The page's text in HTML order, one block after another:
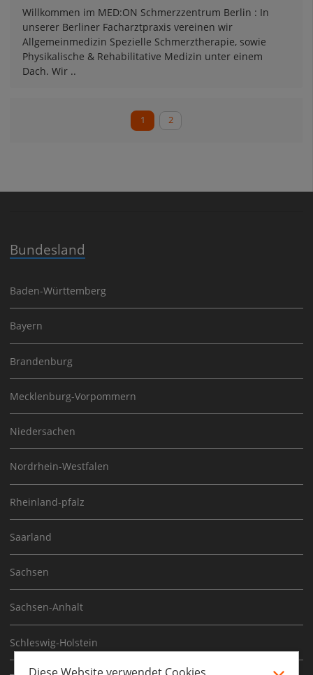
Willkommen im MED:ON Schmerzzentrum Berlin : In
unserer Berliner Facharztpraxis vereinen wir
Allgemeinmedizin Spezielle Schmerztherapie, sowie
Physikalische & Rehabilitative Medizin unter einem
Dach. Wir ..
1 2
Bundesland
Baden-Württemberg
Bayern
Brandenburg
Mecklenburg-Vorpommern
Niedersachen
Nordrhein-Westfalen
Rheinland-pfalz
Saarland
Sachsen
Sachsen-Anhalt
Schleswig-Holstein